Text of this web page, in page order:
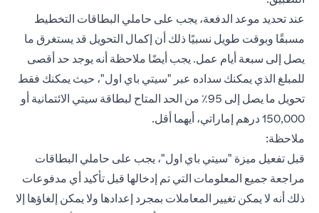
عند تحديد موعد الدفعة، يجب على حاملي البطاقات التخطيط
مسبقًا وبوقت طويل نسبيًا ذلك أن إكمال التحويل قد يستغرق ما
يصل إلى سبعة أيام عمل. يجب أيضًا ملاحظة أنه يوجد حد أقصى
للمبلغ الذي يمكنك سداده عبر "سيتي باي اول"، حيث يمكنك فقط
تحويل ما يصل إلى 95٪ من الحد المتاح لبطاقة سيتي الائتمانية أو
150,000 درهم إماراتي، أيهما أقل.
ملاحظة:
قبل تفعيل ميزة "سيتي باي اول"، يجب على حاملي البطاقات
مراجعة جميع المعلومات التي تم إدخالها قبل تأكيد أي مدفوعات
ذلك أنه لا يمكن تغيير المعاملات بمجرد إعدادها ولا يمكن إلغاؤها إلا